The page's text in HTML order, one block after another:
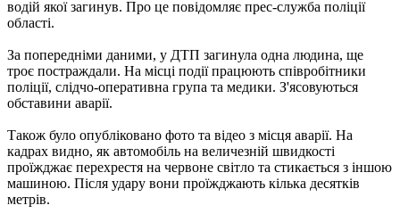
водій якої загинув. Про це повідомляє прес-служба поліції
області.
За попередніми даними, у ДТП загинула одна людина, ще
троє постраждали. На місці події працюють співробітники
поліції, слідчо-оперативна група та медики. З'ясовуються
обставини аварії.
Також було опубліковано фото та відео з місця аварії. На
кадрах видно, як автомобіль на величезній швидкості
проїжджає перехрестя на червоне світло та стикається з іншою
машиною. Після удару вони проїжджають кілька десятків
метрів.